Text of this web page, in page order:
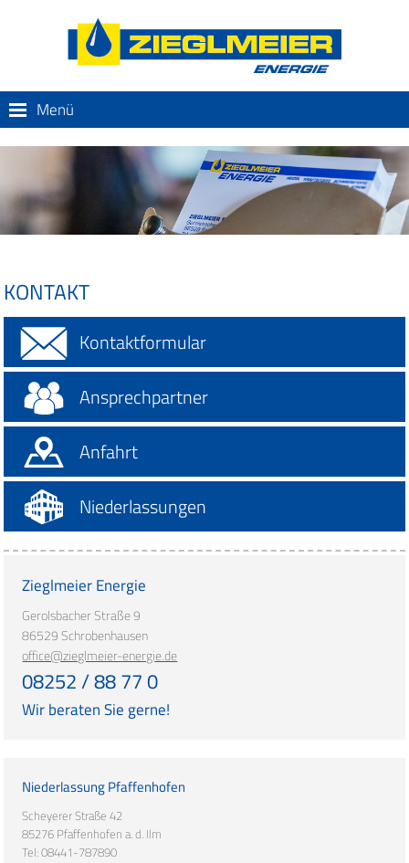
Menü
KONTAKT
Kontaktformular
Ansprechpartner
Anfahrt
Niederlassungen
Zieglmeier Energie
Gerolsbacher Straße 9
86529 Schrobenhausen
office@zieglmeier-energie.de
08252 / 88 77 0
Wir beraten Sie gerne!
Niederlassung Pfaffenhofen
Scheyerer Straße 42
85276 Pfaffenhofen a. d. Ilm
Tel: 08441-787890